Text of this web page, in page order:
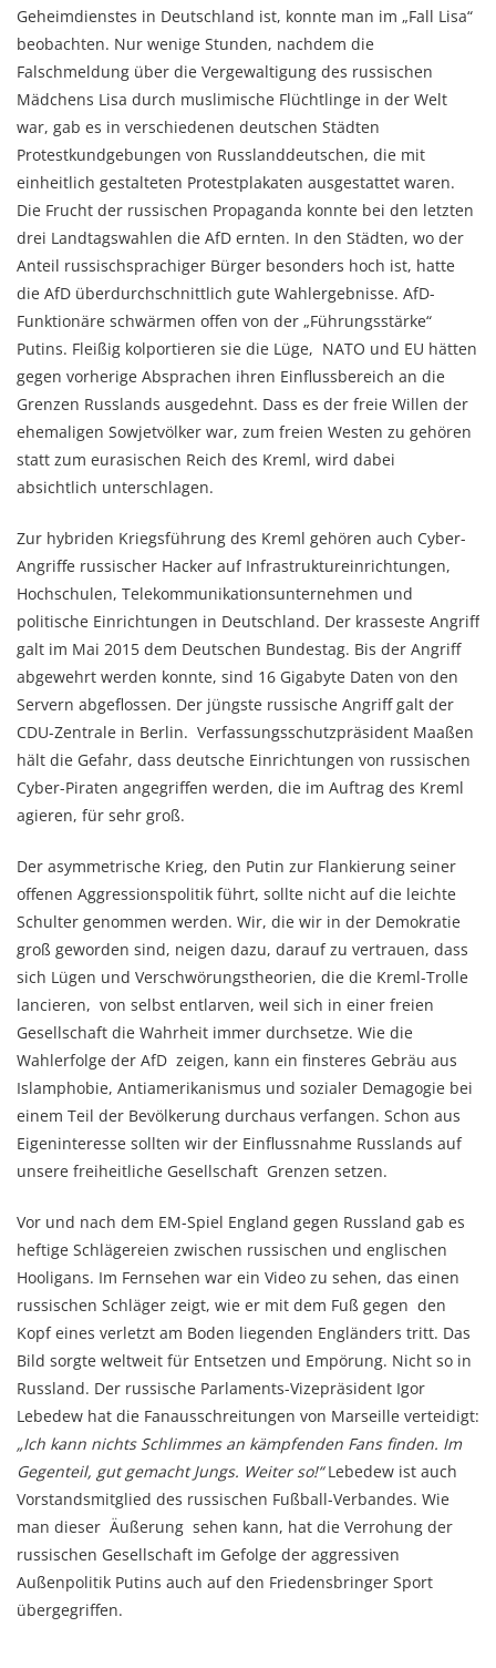
Geheimdienstes in Deutschland ist, konnte man im „Fall Lisa“
beobachten. Nur wenige Stunden, nachdem die
Falschmeldung über die Vergewaltigung des russischen
Mädchens Lisa durch muslimische Flüchtlinge in der Welt
war, gab es in verschiedenen deutschen Städten
Protestkundgebungen von Russlanddeutschen, die mit
einheitlich gestalteten Protestplakaten ausgestattet waren.
Die Frucht der russischen Propaganda konnte bei den letzten
drei Landtagswahlen die AfD ernten. In den Städten, wo der
Anteil russischsprachiger Bürger besonders hoch ist, hatte
die AfD überdurchschnittlich gute Wahlergebnisse. AfD-
Funktionäre schwärmen offen von der „Führungsstärke“
Putins. Fleißig kolportieren sie die Lüge, NATO und EU hätten
gegen vorherige Absprachen ihren Einflussbereich an die
Grenzen Russlands ausgedehnt. Dass es der freie Willen der
ehemaligen Sowjetvölker war, zum freien Westen zu gehören
statt zum eurasischen Reich des Kreml, wird dabei
absichtlich unterschlagen.
Zur hybriden Kriegsführung des Kreml gehören auch Cyber-
Angriffe russischer Hacker auf Infrastruktureinrichtungen,
Hochschulen, Telekommunikationsunternehmen und
politische Einrichtungen in Deutschland. Der krasseste Angriff
galt im Mai 2015 dem Deutschen Bundestag. Bis der Angriff
abgewehrt werden konnte, sind 16 Gigabyte Daten von den
Servern abgeflossen. Der jüngste russische Angriff galt der
CDU-Zentrale in Berlin. Verfassungsschutzpräsident Maaßen
hält die Gefahr, dass deutsche Einrichtungen von russischen
Cyber-Piraten angegriffen werden, die im Auftrag des Kreml
agieren, für sehr groß.
Der asymmetrische Krieg, den Putin zur Flankierung seiner
offenen Aggressionspolitik führt, sollte nicht auf die leichte
Schulter genommen werden. Wir, die wir in der Demokratie
groß geworden sind, neigen dazu, darauf zu vertrauen, dass
sich Lügen und Verschwörungstheorien, die die Kreml-Trolle
lancieren, von selbst entlarven, weil sich in einer freien
Gesellschaft die Wahrheit immer durchsetze. Wie die
Wahlerfolge der AfD zeigen, kann ein finsteres Gebräu aus
Islamphobie, Antiamerikanismus und sozialer Demagogie bei
einem Teil der Bevölkerung durchaus verfangen. Schon aus
Eigeninteresse sollten wir der Einflussnahme Russlands auf
unsere freiheitliche Gesellschaft Grenzen setzen.
Vor und nach dem EM-Spiel England gegen Russland gab es
heftige Schlägereien zwischen russischen und englischen
Hooligans. Im Fernsehen war ein Video zu sehen, das einen
russischen Schläger zeigt, wie er mit dem Fuß gegen den
Kopf eines verletzt am Boden liegenden Engländers tritt. Das
Bild sorgte weltweit für Entsetzen und Empörung. Nicht so in
Russland. Der russische Parlaments-Vizepräsident Igor
Lebedew hat die Fanausschreitungen von Marseille verteidigt:
„Ich kann nichts Schlimmes an kämpfenden Fans finden. Im
Gegenteil, gut gemacht Jungs. Weiter so!“Lebedew ist auch
Vorstandsmitglied des russischen Fußball-Verbandes. Wie
man dieser Äußerung sehen kann, hat die Verrohung der
russischen Gesellschaft im Gefolge der aggressiven
Außenpolitik Putins auch auf den Friedensbringer Sport
übergegriffen.